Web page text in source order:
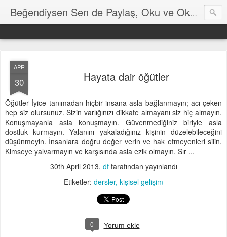
Beğendiysen Sen de Paylaş, Oku ve Okut
APR
30 Hayata dair öğütler
Öğütler İyice tanımadan hiçbir insana asla bağlanmayın; acı çeken
hep siz olursunuz. Sizin varlığınızı dikkate almayanı siz hiç almayın.
Konuşmayanla asla konuşmayın. Güvenmediğiniz biriyle asla
dostluk kurmayın. Yalanını yakaladığınız kişinin düzelebileceğini
düşünmeyin. İnsanlara doğru değer verin ve hak etmeyenleri silin.
Kimseye yalvarmayın ve karşısında asla ezik olmayın. Sır ...
30th April 2013, dftarafından yayınlandı
Etiketler: dersler kişisel gelişim
0 Yorum ekle